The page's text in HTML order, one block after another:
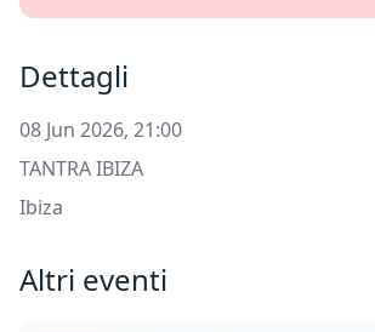
Dettagli
08 Jun 2026, 21:00
TANTRA IBIZA
Ibiza
Altri eventi